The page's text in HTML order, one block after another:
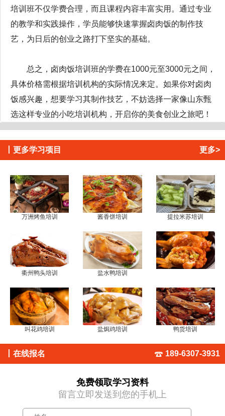
培训班不仅学费合理，而且课程内容丰富实用。通过专业
的教学和实践操作，学员能够快速掌握卤肉饭的制作技
艺，为日后的创业之路打下坚实的基础。
总之，卤肉饭培训班的学费在1000元至3000元之间，
具体价格需根据培训机构的实际情况来定。如果你对卤肉
饭感兴趣，想要学习其制作技艺，不妨选择一家像山东甄
选这样专业的小吃培训机构，开启你的美食创业之旅吧！
更多学习项目 更多>
万洲烤鱼培训 酱香饼培训 提拉米苏培训
衢州鸭头培训 盐水鸭培训
叫花鸡培训 盐焗鸡培训 鸭货培训
在线报名 189-6307-3931
免费领取学习资料
留言立即发送到您的手机上